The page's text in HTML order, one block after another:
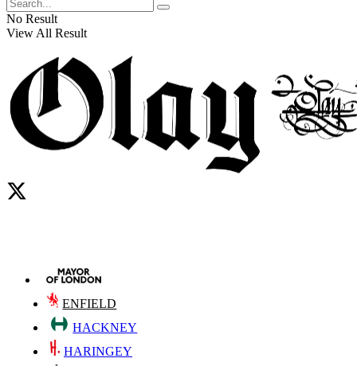
No Result
View All Result
ENFIELD
HACKNEY
HARINGEY